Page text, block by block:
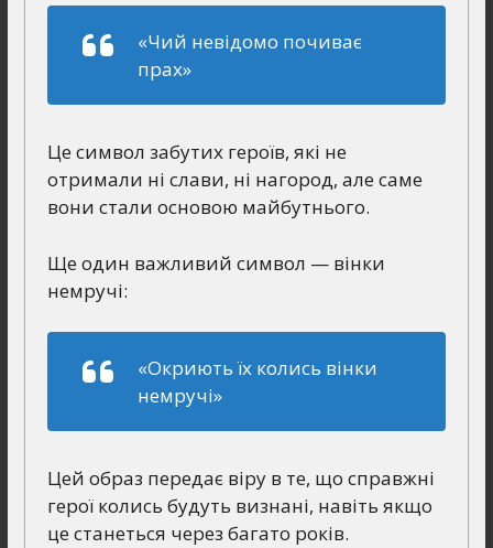
«Чий невідомо почиває
прах»
Це символ забутих героїв, які не
отримали ні слави, ні нагород, але саме
вони стали основою майбутнього.
Ще один важливий символ — вінки
немручі:
«Окриють їх колись вінки
немручі»
Цей образ передає віру в те, що справжні
герої колись будуть визнані, навіть якщо
це станеться через багато років.